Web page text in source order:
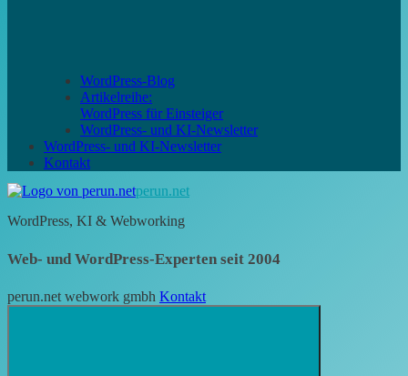
WordPress-Blog
Artikelreihe:
WordPress für Einsteiger
WordPress- und KI-Newsletter
WordPress- und KI-Newsletter
Kontakt
perun.net
WordPress, KI & Webworking
Web- und WordPress-Experten seit 2004
perun.net webwork gmbh Kontakt